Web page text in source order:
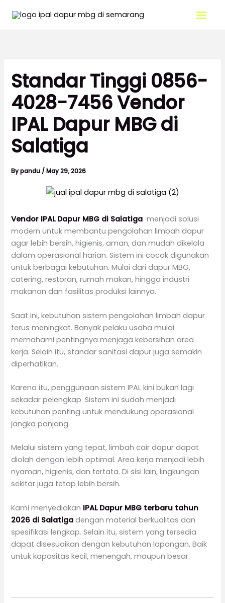
content
Standar Tinggi 0856-
4028-7456 Vendor
IPAL Dapur MBG di
Salatiga
Bypandu /May 29, 2026
Vendor IPAL Dapur MBG di Salatiga menjadi solusi
modern untuk membantu pengolahan limbah dapur
agar lebih bersih, higienis, aman, dan mudah dikelola
dalam operasional harian. Sistem ini cocok digunakan
untuk berbagai kebutuhan. Mulai dari dapur MBG,
catering, restoran, rumah makan, hingga industri
makanan dan fasilitas produksi lainnya.
Saat ini, kebutuhan sistem pengolahan limbah dapur
terus meningkat. Banyak pelaku usaha mulai
memahami pentingnya menjaga kebersihan area
kerja. Selain itu, standar sanitasi dapur juga semakin
diperhatikan.
Karena itu, penggunaan sistem IPAL kini bukan lagi
sekadar pelengkap. Sistem ini sudah menjadi
kebutuhan penting untuk mendukung operasional
jangka panjang.
Melalui sistem yang tepat, limbah cair dapur dapat
diolah dengan lebih optimal. Area kerja menjadi lebih
nyaman, higienis, dan tertata. Di sisi lain, lingkungan
sekitar juga tetap lebih bersih.
Kami menyediakan IPAL Dapur MBG terbaru tahun
2026 di Salatiga dengan material berkualitas dan
spesifikasi lengkap. Selain itu, sistem yang tersedia
dapat disesuaikan dengan kebutuhan lapangan. Baik
untuk kapasitas kecil, menengah, maupun besar.